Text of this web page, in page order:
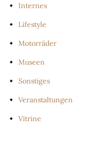
Internes
Lifestyle
Motorräder
Museen
Sonstiges
Veranstaltungen
Vitrine